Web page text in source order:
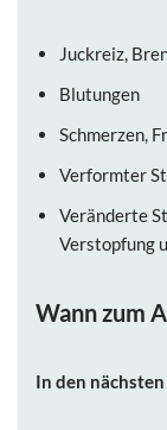
Juckreiz,
Blutungen
Schmerzen,
Verformter
Veränderte
Verstopfung
Wann zum
In den nächsten